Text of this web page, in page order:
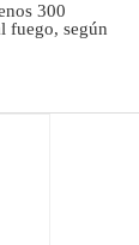
300
fuego, según